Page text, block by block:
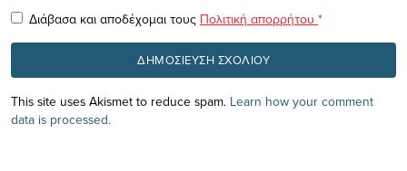
Διάβασα και αποδέχομαι τους Πολιτική απορρήτου *
This site uses Akismet to reduce spam. Learn how your comment
data is processed.